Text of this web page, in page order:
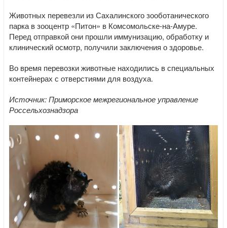
Животных перевезли из Сахалинского зооботанического
парка в зооцентр «Питон» в Комсомольске-на-Амуре.
Перед отправкой они прошли иммунизацию, обработку и
клинический осмотр, получили заключения о здоровье.
Во время перевозки животные находились в специальных
контейнерах с отверстиями для воздуха.
Источник: Приморское межрегиональное управление
Россельхознадзора